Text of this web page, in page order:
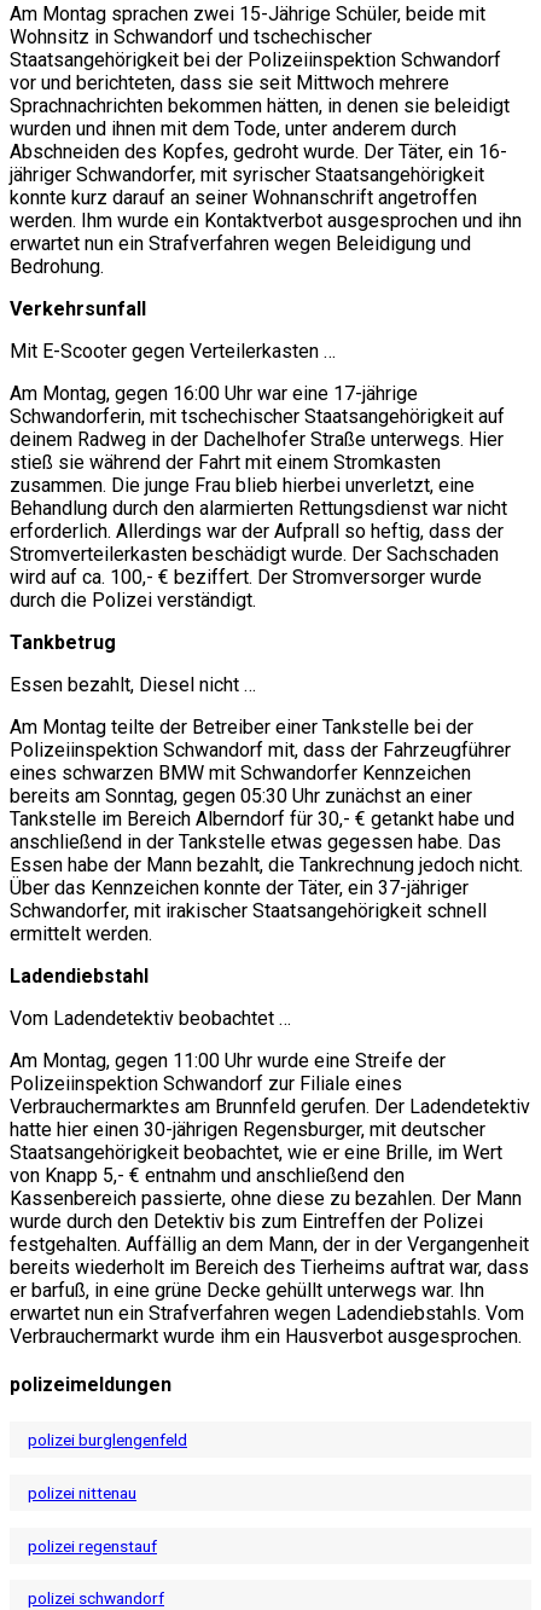
Am Montag sprachen zwei 15-Jährige Schüler, beide mit
Wohnsitz in Schwandorf und tschechischer
Staatsangehörigkeit bei der Polizeiinspektion Schwandorf
vor und berichteten, dass sie seit Mittwoch mehrere
Sprachnachrichten bekommen hätten, in denen sie beleidigt
wurden und ihnen mit dem Tode, unter anderem durch
Abschneiden des Kopfes, gedroht wurde. Der Täter, ein 16-
jähriger Schwandorfer, mit syrischer Staatsangehörigkeit
konnte kurz darauf an seiner Wohnanschrift angetroffen
werden. Ihm wurde ein Kontaktverbot ausgesprochen und ihn
erwartet nun ein Strafverfahren wegen Beleidigung und
Bedrohung.
Verkehrsunfall
Mit E-Scooter gegen Verteilerkasten …
Am Montag, gegen 16:00 Uhr war eine 17-jährige
Schwandorferin, mit tschechischer Staatsangehörigkeit auf
deinem Radweg in der Dachelhofer Straße unterwegs. Hier
stieß sie während der Fahrt mit einem Stromkasten
zusammen. Die junge Frau blieb hierbei unverletzt, eine
Behandlung durch den alarmierten Rettungsdienst war nicht
erforderlich. Allerdings war der Aufprall so heftig, dass der
Stromverteilerkasten beschädigt wurde. Der Sachschaden
wird auf ca. 100,- € beziffert. Der Stromversorger wurde
durch die Polizei verständigt.
Tankbetrug
Essen bezahlt, Diesel nicht …
Am Montag teilte der Betreiber einer Tankstelle bei der
Polizeiinspektion Schwandorf mit, dass der Fahrzeugführer
eines schwarzen BMW mit Schwandorfer Kennzeichen
bereits am Sonntag, gegen 05:30 Uhr zunächst an einer
Tankstelle im Bereich Alberndorf für 30,- € getankt habe und
anschließend in der Tankstelle etwas gegessen habe. Das
Essen habe der Mann bezahlt, die Tankrechnung jedoch nicht.
Über das Kennzeichen konnte der Täter, ein 37-jähriger
Schwandorfer, mit irakischer Staatsangehörigkeit schnell
ermittelt werden.
Ladendiebstahl
Vom Ladendetektiv beobachtet …
Am Montag, gegen 11:00 Uhr wurde eine Streife der
Polizeiinspektion Schwandorf zur Filiale eines
Verbrauchermarktes am Brunnfeld gerufen. Der Ladendetektiv
hatte hier einen 30-jährigen Regensburger, mit deutscher
Staatsangehörigkeit beobachtet, wie er eine Brille, im Wert
von Knapp 5,- € entnahm und anschließend den
Kassenbereich passierte, ohne diese zu bezahlen. Der Mann
wurde durch den Detektiv bis zum Eintreffen der Polizei
festgehalten. Auffällig an dem Mann, der in der Vergangenheit
bereits wiederholt im Bereich des Tierheims auftrat war, dass
er barfuß, in eine grüne Decke gehüllt unterwegs war. Ihn
erwartet nun ein Strafverfahren wegen Ladendiebstahls. Vom
Verbrauchermarkt wurde ihm ein Hausverbot ausgesprochen.
polizeimeldungen
polizei burglengenfeld
polizei nittenau
polizei regenstauf
polizei schwandorf